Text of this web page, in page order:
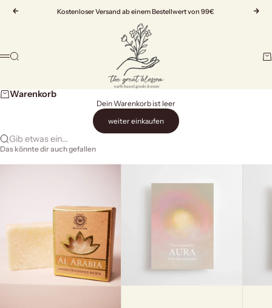
Zurück
Kostenloser Versand ab einem Bestellwert von 99€
Vor
The Great Blossom
Menü
Suche
Warenkorb
Dein Warenkorb ist leer
weiter einkaufen
Gib etwas ein...
Das könnte dir auch gefallen